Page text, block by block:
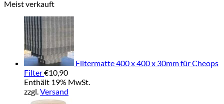
Meist verkauft
Filtermatte 400 x 400 x 30mm für Cheops
Filter€10,90
Enthält 19% MwSt.
zzgl.Versand